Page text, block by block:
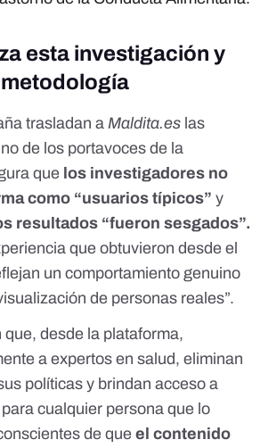
esta investigación y
trasladan a Maldita.es las
de los portavoces de la
que los investigadores no
como “usuarios típicos” y
resultados “fueron sesgados”.
que obtuvieron desde el
un comportamiento genuino
de personas reales”.
desde la plataforma,
a expertos en salud, eliminan
políticas y brindan acceso a
cualquier persona que lo
de que el contenido